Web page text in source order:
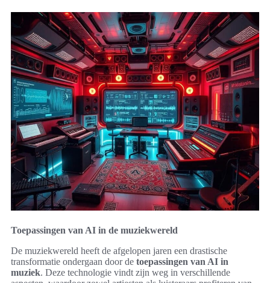
Toepassingen van AI in de muziekwereld
De muziekwereld heeft de afgelopen jaren een drastische
transformatie ondergaan door de toepassingen van AI in
muziek. Deze technologie vindt zijn weg in verschillende